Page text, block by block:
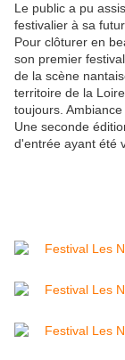
Le public a pu
festivalier à sa
Pour clôturer en
son premier festival.
de la scène
territoire de la
toujours.
Une seconde
d'entrée ayant été